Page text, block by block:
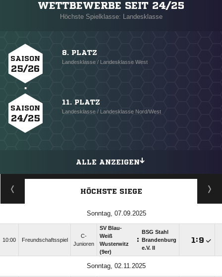
WETTBEWERBE SEIT 24/25
Höchste Spielklasse: Landesklasse
SAISON
25/26
8. PLATZ
Landesklasse / Landesklasse West
SAISON
24/25
11. PLATZ
Landesklasse / Landesklasse Nord/West
ALLE ANZEIGEN
HÖCHSTE SIEGE
Sonntag, 07.09.2025
10:00 Freundschaftsspiel
C-
Junioren
SV Blau-
Weiß
Wusterwitz
(9er)
:
BSG Stahl
Brandenburg
e.V. II
:
Sonntag, 02.11.2025